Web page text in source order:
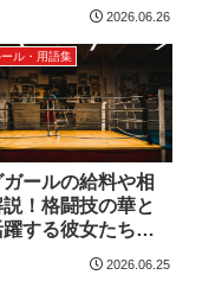
2026.06.26
ル・用語集
ガールの給料や相
！格闘技の華と
躍する彼女たちの
2026.06.25